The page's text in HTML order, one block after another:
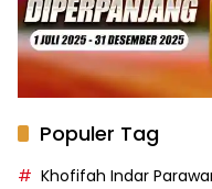
Populer Tag
Khofifah Indar